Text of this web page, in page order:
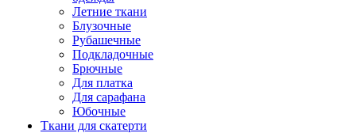
Летние ткани
Блузочные
Рубашечные
Подкладочные
Брючные
Для платка
Для сарафана
Юбочные
Ткани для скатерти